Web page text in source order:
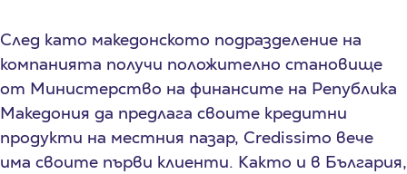
След като македонското подразделение на
компанията получи положително становище
от Министерство на финансите на Република
Македония да предлага своите кредитни
продукти на местния пазар, Credissimo вече
има своите първи клиенти. Както и в България,